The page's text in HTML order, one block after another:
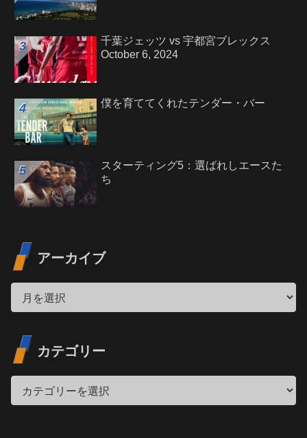
千葉ジェッツ vs 宇都宮ブレックス
October 6, 2024
僕を育ててくれたテンダー・バー
スターティング5：選ばれしエースた
ち
アーカイブ
カテゴリー